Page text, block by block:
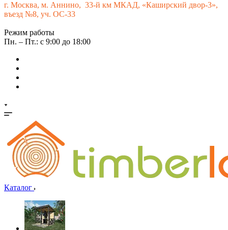
г. Москва, м. Аннино, 33-й км МКАД, «Каширский двор-3»,
въезд №8, уч. ОС-33
Режим работы
Пн. – Пт.: с 9:00 до 18:00
Каталог